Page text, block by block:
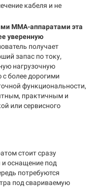
кабеля и не
MMA-аппаратами эта
уверенную
получает
запас по току,
нагрузочную
более дорогими
функциональности,
практичным и
или сервисного
стоит сразу
оснащение под
потребуются
под свариваемую